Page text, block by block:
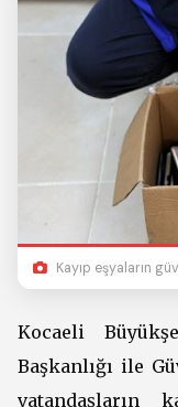
Kayıp eşyaların
Kocaeli
Başkanlığı ile
vatandaşların